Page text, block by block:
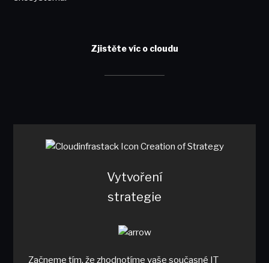
Zjistěte víc o cloudu
Vytvoření
strategie
Začneme tím, že zhodnotíme vaše současné IT